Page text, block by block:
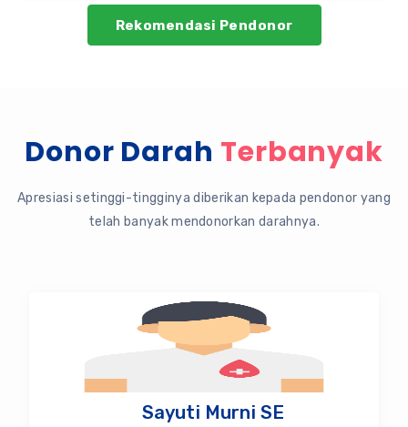
Rekomendasi Pendonor
Donor Darah Terbanyak
Apresiasi setinggi-tingginya diberikan kepada pendonor yang
telah banyak mendonorkan darahnya.
Sayuti Murni SE